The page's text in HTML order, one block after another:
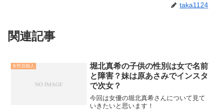
taka1124
関連記事
女性芸能人
堀北真希の子供の性別は女で名前
と障害？妹は原あさみでインスタ
で次女？
今回は女優の堀北真希さんについて見て
いきたいと思います！